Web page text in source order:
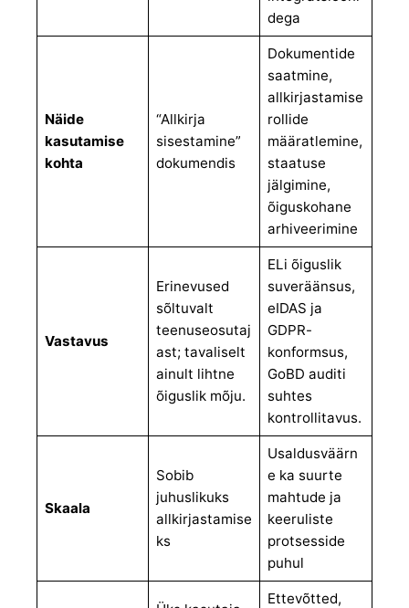
dega
Näide
kasutamise
kohta
“Allkirja
sisestamine”
dokumendis
Dokumentide
saatmine,
allkirjastamise
rollide
määratlemine,
staatuse
jälgimine,
õiguskohane
arhiveerimine
Vastavus
Erinevused
sõltuvalt
teenuseosutaj
ast; tavaliselt
ainult lihtne
õiguslik mõju.
ELi õiguslik
suveräänsus,
eIDAS ja
GDPR-
konformsus,
GoBD auditi
suhtes
kontrollitavus.
Skaala
Sobib
juhuslikuks
allkirjastamise
ks
Usaldusväärn
e ka suurte
mahtude ja
keeruliste
protsesside
puhul
Ettevõtted,